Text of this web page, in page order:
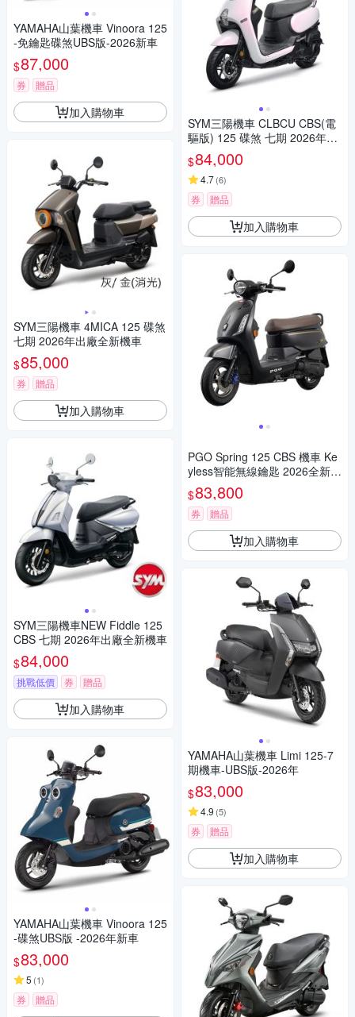
YAMAHA山葉機車 Vinoora 125
-免鑰匙碟煞UBS版-2026新車
$87,000
券 贈品
加入購物車
SYM三陽機車 4MICA 125 碟煞
七期 2026年出廠全新機車
$85,000
券 贈品
加入購物車
SYM三陽機車NEW Fiddle 125
CBS 七期 2026年出廠全新機車
$84,000
挑戰低價 券 贈品
加入購物車
YAMAHA山葉機車 Vinoora 125
-碟煞UBS版 -2026年新車
$83,000
5 (1)
券 贈品
SYM三陽機車 CLBCU CBS(電
驅版) 125 碟煞 七期 2026年出
廠全新機車
$84,000
4.7(6)
券 贈品
加入購物車
PGO Spring 125 CBS 機車 Ke
yless智能無線鑰匙 2026全新車
(春天)
$83,800
券 贈品
加入購物車
YAMAHA山葉機車 Limi 125-7
期機車-UBS版-2026年
$83,000
4.9 (5)
券 贈品
加入購物車